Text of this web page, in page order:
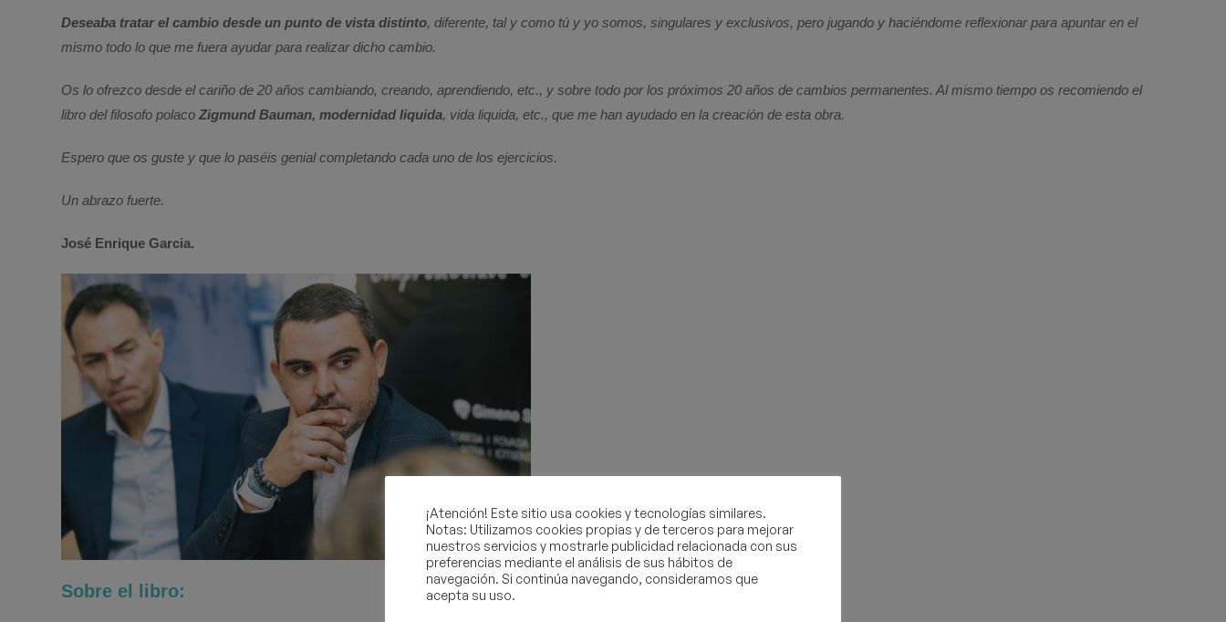
Deseaba tratar el cambio desde un punto de vista distinto, diferente, tal y como tú y yo somos, singulares y exclusivos, pero jugando y haciéndome reflexionar para apuntar en el
mismo todo lo que me fuera ayudar para realizar dicho cambio.
Os lo ofrezco desde el cariño de 20 años cambiando, creando, aprendiendo, etc., y sobre todo por los próximos 20 años de cambios permanentes. Al mismo tiempo os recomiendo el
libro del filosofo polacoZigmund Bauman, modernidad liquida, vida liquida, etc., que me han ayudado en la creación de esta obra.
Espero que os guste y que lo paséis genial completando cada uno de los ejercicios.
Un abrazo fuerte.
José Enrique Garcia.
Sobre el libro:
¡Atención! Este sitio usa cookies y tecnologías similares.
Notas: Utilizamos cookies propias y de terceros para mejorar
nuestros servicios y mostrarle publicidad relacionada con sus
preferencias mediante el análisis de sus hábitos de
navegación. Si continúa navegando, consideramos que
acepta su uso.